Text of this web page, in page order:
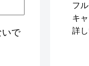
いで
フ
キ
詳